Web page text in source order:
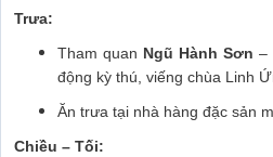
Trưa:
Tham quan Ngũ Hành Sơn –
động kỳ thú, viếng chùa Linh
Ăn trưa tại nhà hàng đặc sản
Chiều – Tối: